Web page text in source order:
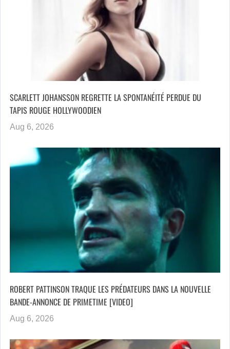
SCARLETT JOHANSSON REGRETTE LA SPONTANÉITÉ PERDUE DU
TAPIS ROUGE HOLLYWOODIEN
Aug 6, 2026
ROBERT PATTINSON TRAQUE LES PRÉDATEURS DANS LA NOUVELLE
BANDE-ANNONCE DE PRIMETIME [VIDEO]
Aug 6, 2026